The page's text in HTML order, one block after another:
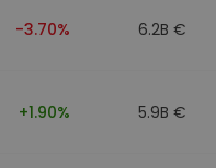
-3.70% 6.2B €
+1.90% 5.9B €